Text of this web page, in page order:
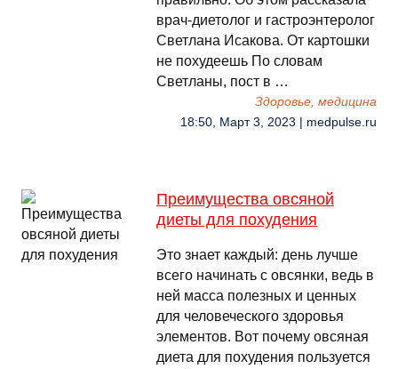
врач-диетолог и гастроэнтеролог
Светлана Исакова. От картошки
не похудеешь По словам
Светланы, пост в …
Здоровье, медицина
18:50, Март 3, 2023 | medpulse.ru
Преимущества овсяной
диеты для похудения
Это знает каждый: день лучше
всего начинать с овсянки, ведь в
ней масса полезных и ценных
для человеческого здоровья
элементов. Вот почему овсяная
диета для похудения пользуется